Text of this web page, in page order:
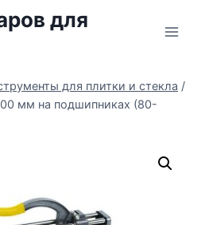
для
для плитки и стекла /
мм на подшипниках (80-